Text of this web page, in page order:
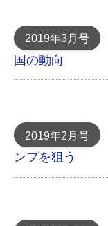
2019年3月号
国の動向
2019年2月号
ンプを狙う